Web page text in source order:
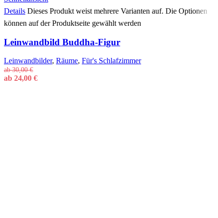
Details Dieses Produkt weist mehrere Varianten auf. Die Optionen
können auf der Produktseite gewählt werden
Leinwandbild Buddha-Figur
Leinwandbilder, Räume, Für's Schlafzimmer
ab30,00€
ab 24,00 €